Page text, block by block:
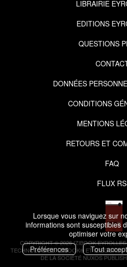
Lorsque vous naviguez sur
informations sont susceptibles
optimiser votre
Préférences
Tout
LIBRAIRIE
EDITIONS
QUESTIONS
DONNÉES
CONDITIONS
MENTIONS
RETOURS ET
FAQ
FLUX
COPYRIGHT © 2026
TECHNOLOGIES.IZIBOOK® ETIZIBOOKS®
DE LA SOCIÉTÉ NUXOS